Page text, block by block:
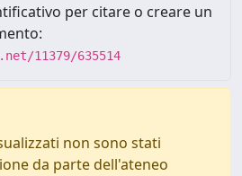
per citare o creare un
11379/635514
non sono stati
da parte dell'ateneo